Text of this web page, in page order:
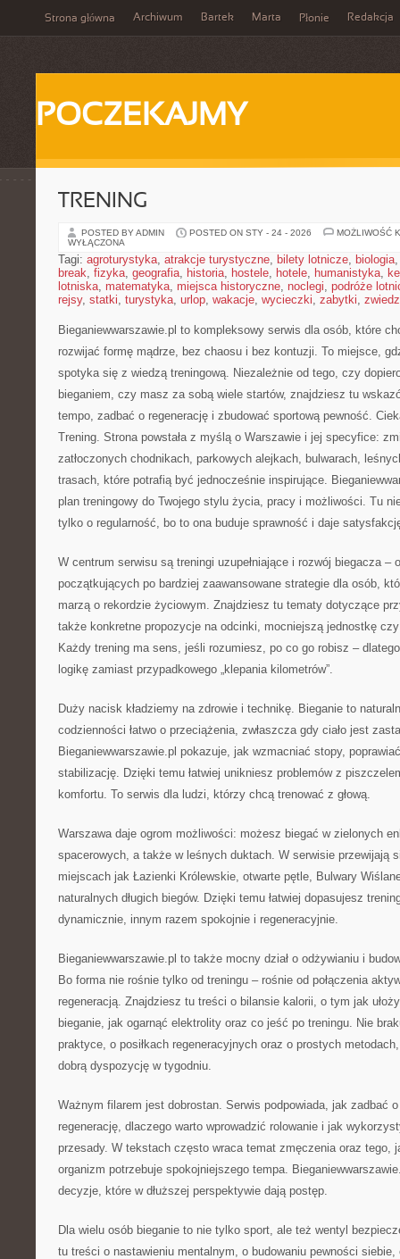
Strona główna Archiwum Bartek Marta Płonie Redakcja
POCZEKAJMY
TRENING
POSTED BY ADMIN POSTED ON STY - 24 - 2026
MOŻLIWOŚĆ
WYŁĄCZONA
Tagi: agroturystyka, atrakcje turystyczne, bilety lotnicze, biologia
break, fizyka, geografia, historia, hostele, hotele, humanistyka,
lotniska, matematyka, miejsca historyczne, noclegi, podróże
rejsy, statki, turystyka, urlop, wakacje, wycieczki, zabytki,
Bieganiewwarszawie.pl to kompleksowy serwis dla osób, które
rozwijać formę mądrze, bez chaosu i bez kontuzji. To miejsce,
spotyka się z wiedzą treningową. Niezależnie od tego, czy
bieganiem, czy masz za sobą wiele startów, znajdziesz tu
tempo, zadbać o regenerację i zbudować sportową pewność.
Trening. Strona powstała z myślą o Warszawie i jej specyfice:
zatłoczonych chodnikach, parkowych alejkach, bulwarach,
trasach, które potrafią być jednocześnie inspirujące.
plan treningowy do Twojego stylu życia, pracy i możliwości. Tu
tylko o regularność, bo to ona buduje sprawność i daje
W centrum serwisu są treningi uzupełniające i rozwój biegacza –
początkujących po bardziej zaawansowane strategie dla osób,
marzą o rekordzie życiowym. Znajdziesz tu tematy dotyczące
także konkretne propozycje na odcinki, mocniejszą jednostkę
Każdy trening ma sens, jeśli rozumiesz, po co go robisz –
logikę zamiast przypadkowego „klepania kilometrów”.
Duży nacisk kładziemy na zdrowie i technikę. Bieganie to
codzienności łatwo o przeciążenia, zwłaszcza gdy ciało jest
Bieganiewwarszawie.pl pokazuje, jak wzmacniać stopy,
stabilizację. Dzięki temu łatwiej unikniesz problemów z
komfortu. To serwis dla ludzi, którzy chcą trenować z głową.
Warszawa daje ogrom możliwości: możesz biegać w zielonych
spacerowych, a także w leśnych duktach. W serwisie przewijają
miejscach jak Łazienki Królewskie, otwarte pętle, Bulwary
naturalnych długich biegów. Dzięki temu łatwiej dopasujesz
dynamicznie, innym razem spokojnie i regeneracyjnie.
Bieganiewwarszawie.pl to także mocny dział o odżywianiu i
Bo forma nie rośnie tylko od treningu – rośnie od połączenia
regeneracją. Znajdziesz tu treści o bilansie kalorii, o tym jak
bieganie, jak ogarnąć elektrolity oraz co jeść po treningu. Nie
praktyce, o posiłkach regeneracyjnych oraz o prostych
dobrą dyspozycję w tygodniu.
Ważnym filarem jest dobrostan. Serwis podpowiada, jak zadbać
regenerację, dlaczego warto wprowadzić rolowanie i jak
przesady. W tekstach często wraca temat zmęczenia oraz tego,
organizm potrzebuje spokojniejszego tempa.
decyzje, które w dłuższej perspektywie dają postęp.
Dla wielu osób bieganie to nie tylko sport, ale też wentyl
tu treści o nastawieniu mentalnym, o budowaniu pewności